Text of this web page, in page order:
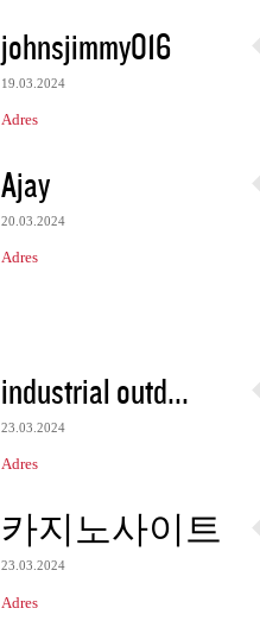
johnsjimmy016
19.03.2024
Adres
Ajay
20.03.2024
Adres
industrial outd...
23.03.2024
Adres
카지노사이트
23.03.2024
Adres